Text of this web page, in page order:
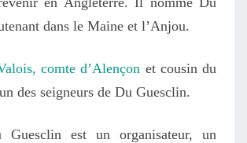
dans le Maine et l’Anjou.
comte d’Alençon et cousin du
des seigneurs de Du Guesclin.
Guesclin est un organisateur, un